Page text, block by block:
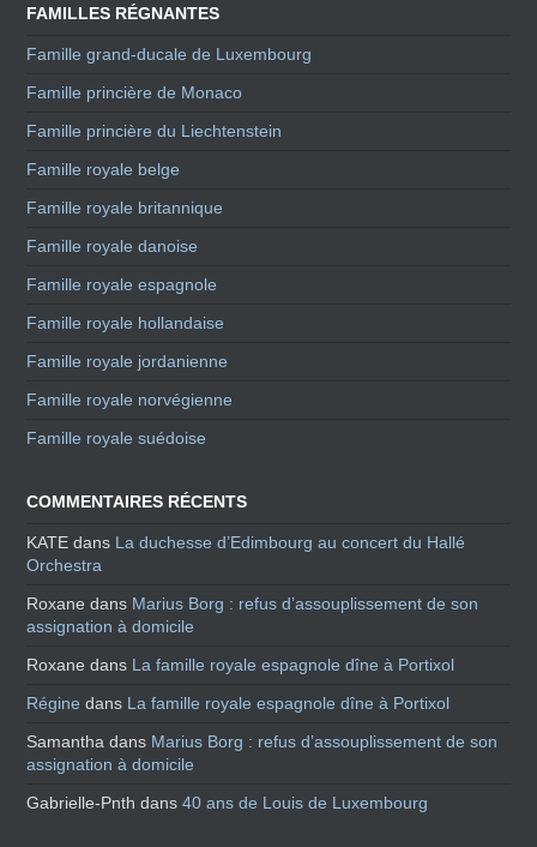
FAMILLES RÉGNANTES
Famille grand-ducale de Luxembourg
Famille princière de Monaco
Famille princière du Liechtenstein
Famille royale belge
Famille royale britannique
Famille royale danoise
Famille royale espagnole
Famille royale hollandaise
Famille royale jordanienne
Famille royale norvégienne
Famille royale suédoise
COMMENTAIRES RÉCENTS
KATE dans La duchesse d’Edimbourg au concert du Hallé
Orchestra
Roxane dans Marius Borg : refus d’assouplissement de son
assignation à domicile
Roxane dans La famille royale espagnole dîne à Portixol
Régine dans La famille royale espagnole dîne à Portixol
Samantha dans Marius Borg : refus d’assouplissement de son
assignation à domicile
Gabrielle-Pnth dans40 ans de Louis de Luxembourg